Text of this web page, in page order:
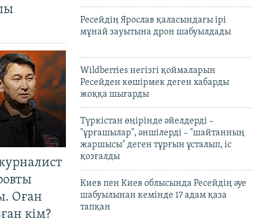
Оған
кім?
Ресейдің Ярослав қаласындағы ірі
мұнай зауытына дрон шабуылдады
Wildberries негізгі қоймаларын
Ресейден көшірмек деген хабарды
жоққа шығарды
Түркістан өңірінде әйелдерді –
"ұрғашылар", әншілерді – "шайтанның
жаршысы" деген тұрғын ұсталып, іс
қозғалды
Киев пен Киев облысында Ресейдің әуе
шабуылынан кемінде 17 адам қаза
тапқан